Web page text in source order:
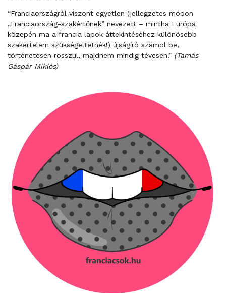
“Franciaországról viszont egyetlen (jellegzetes módon
„Franciaország-szakértőnek” nevezett – mintha Európa
közepén ma a francia lapok áttekintéséhez különösebb
szakértelem szükségeltetnék!) újságíró számol be,
történetesen rosszul, majdnem mindig tévesen.” (Tamás
Gáspár Miklós)